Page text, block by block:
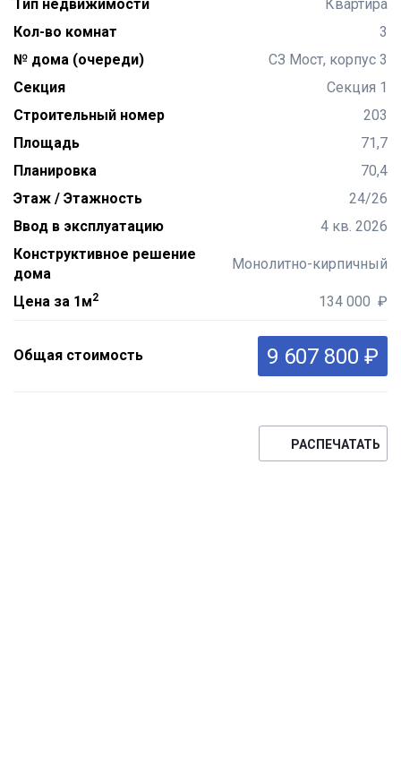
Тип недвижимости
Квартира
Кол-во комнат
3
№ дома (очереди)
СЗ Мост, корпус 3
Секция
Секция 1
Строительный номер
203
Площадь
71,7
Планировка
70,4
Этаж / Этажность
24/26
Ввод в эксплуатацию
4 кв. 2026
Конструктивное решение
дома
Монолитно-кирпичный
Цена за 1м2 134 000 ₽
Общая стоимость 9 607 800 ₽
РАСПЕЧАТАТЬ